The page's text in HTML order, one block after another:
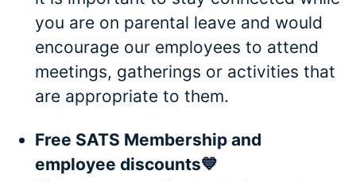
you are on parental leave and would
encourage our employees to attend
meetings, gatherings or activities that
are appropriate to them.
Free SATS Membership and
employee discounts💙